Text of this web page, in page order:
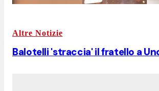
Altre Notizie
Balotelli 'straccia' il fratello a